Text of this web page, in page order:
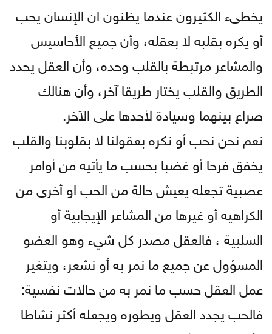
يخطىء الكثيرون عندما يظنون ان الإنسان يحب
أو يكره بقلبه لا بعقله، وأن جميع الأحاسيس
والمشاعر مرتبطة بالقلب وحده، وأن العقل يحدد
الطريق والقلب يختار طريقا آخر، وأن هنالك
صراع بينهما وسيادة لأحدها على الآخر.
نعم نحن نحب أو نكره بعقولنا لا بقلوبنا والقلب
يخفق فرحا أو غضبا بحسب ما يأتيه من أوامر
عصبية تجعله يعيش حالة من الحب او أخرى من
الكراهيه أو غيرها من المشاعر الإيجابية أو
السلبية ، فالعقل مصدر كل شيء وهو العضو
المسؤول عن جميع ما نمر به أو نشعر، ويتغير
عمل العقل حسب ما نمر به من حالات نفسية:
فالحب يجدد العقل ويطوره ويجعله أكثر نشاطا